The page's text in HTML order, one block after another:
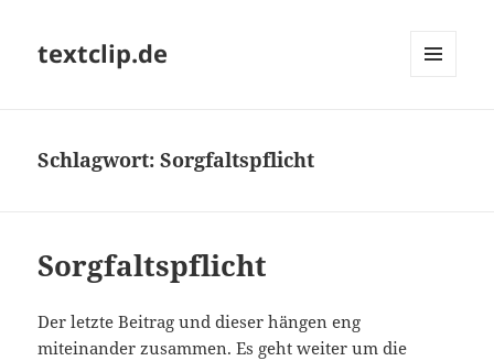
textclip.de
Schlagwort:Sorgfaltspflicht
Sorgfaltspflicht
Der letzte Beitrag und dieser hängen eng
miteinander zusammen. Es geht weiter um die